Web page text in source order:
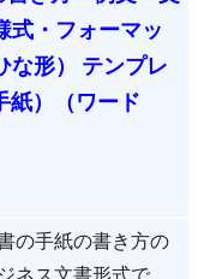
式・フォーマッ
な形） テンプレ
紙）（ワード
の手紙の書き方の
ネス文書形式で